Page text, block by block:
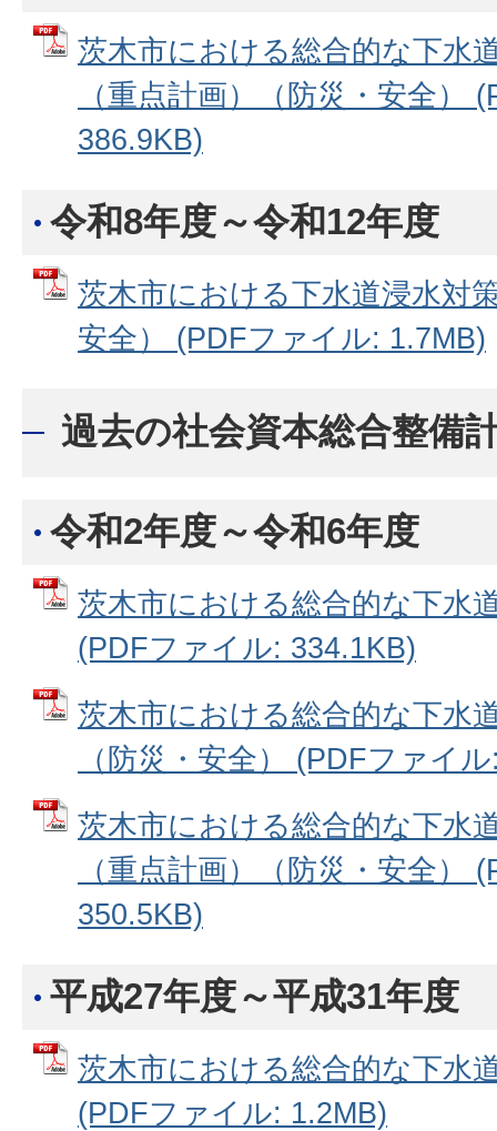
茨木市における総合的な下水
（重点計画）（防災・安全）
386.9KB)
令和8年度～令和12年度
茨木市における下水道浸水対
安全） (PDFファイル: 1.7MB)
過去の社会資本総合整備
令和2年度～令和6年度
茨木市における総合的な下水
(PDFファイル: 334.1KB)
茨木市における総合的な下水
（防災・安全） (PDFファイ
茨木市における総合的な下水
（重点計画）（防災・安全）
350.5KB)
平成27年度～平成31年度
茨木市における総合的な下水
(PDFファイル: 1.2MB)